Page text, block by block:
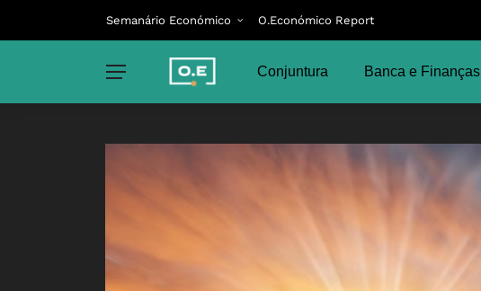
Semanário Económico O.Económico Report
Conjuntura Banca e Finanças